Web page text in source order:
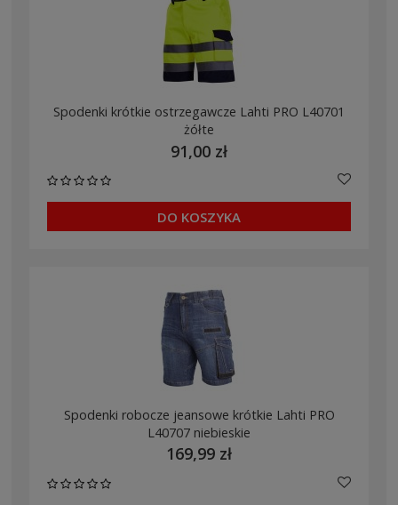
Spodenki krótkie ostrzegawcze Lahti PRO L40701
żółte
91,00 zł
DO KOSZYKA
Spodenki robocze jeansowe krótkie Lahti PRO
L40707 niebieskie
169,99 zł